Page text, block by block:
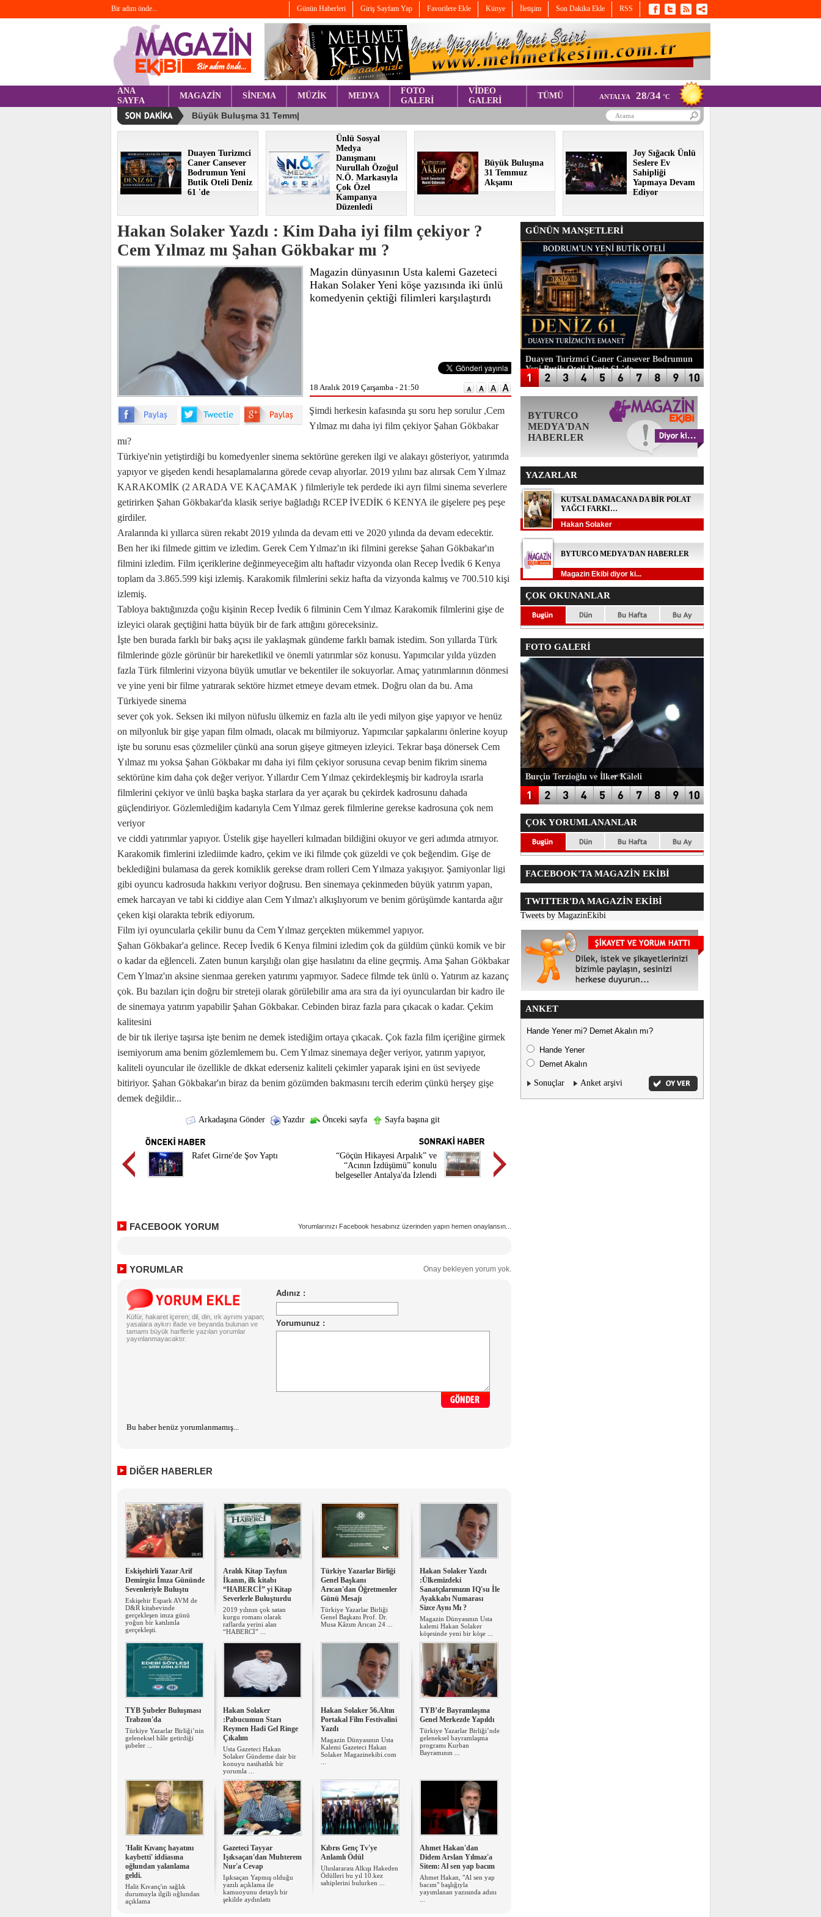
Bir adım önde... Günün Haberleri Giriş Sayfam Yap Favorilere Ekle Künye İletişim Son Dakika Ekle RSS
ANA
SAYFA
MAGAZİN SİNEMA MÜZİK MEDYA
FOTO
GALERİ
VİDEO
GALERİ
TÜMÜ ANTALYA 28/34 °C
Duayen Turizmci
Caner Cansever
Bodrumun Yeni
Butik Oteli Deniz
61 'de
Ünlü Sosyal
Medya
Danışmanı
Nurullah Özoğul
N.Ö. Markasıyla
Çok Özel
Kampanya
Düzenledi
Büyük Buluşma
31 Temmuz
Akşamı
Joy Sığacık Ünlü
Seslere Ev
Sahipliği
Yapmaya Devam
Ediyor
Hakan Solaker Yazdı : Kim Daha iyi film çekiyor ?
Cem Yılmaz mı Şahan Gökbakar mı ?
Magazin dünyasının Usta kalemi Gazeteci
Hakan Solaker Yeni köşe yazısında iki ünlü
komedyenin çektiği filimleri karşılaştırdı
18 Aralık 2019 Çarşamba - 21:50
Şimdi herkesin kafasında şu soru hep sorulur ,Cem
Yılmaz mı daha iyi film çekiyor Şahan Gökbakar
mı?
Türkiye'nin yetiştirdiği bu komedyenler sinema sektörüne gereken ilgi ve alakayı gösteriyor, yatırımda
yapıyor ve gişeden kendi hesaplamalarına görede cevap alıyorlar. 2019 yılını baz alırsak Cem Yılmaz
KARAKOMİK (2 ARADA VE KAÇAMAK ) filmleriyle tek perdede iki ayrı filmi sinema severlere
getirirken Şahan Gökbakar'da klasik seriye bağladığı RCEP İVEDİK 6 KENYA ile gişelere peş peşe
girdiler.
Aralarında ki yıllarca süren rekabt 2019 yılında da devam etti ve 2020 yılında da devam edecektir.
Ben her iki filmede gittim ve izledim. Gerek Cem Yılmaz'ın iki filmini gerekse Şahan Gökbakar'ın
filmini izledim. Film içeriklerine değinmeyeceğim altı haftadır vizyonda olan Recep İvedik 6 Kenya
toplam da 3.865.599 kişi izlemiş. Karakomik filmlerini sekiz hafta da vizyonda kalmış ve 700.510 kişi
izlemiş.
Tabloya baktığınızda çoğu kişinin Recep İvedik 6 filminin Cem Yılmaz Karakomik filmlerini gişe de
izleyici olarak geçtiğini hatta büyük bir de fark attığını göreceksiniz.
İşte ben burada farklı bir bakş açısı ile yaklaşmak gündeme farklı bamak istedim. Son yıllarda Türk
filmlerinde gözle görünür bir hareketlikil ve önemli yatırımlar söz konusu. Yapımcılar yılda yüzden
fazla Türk filmlerini vizyona büyük umutlar ve bekentiler ile sokuyorlar. Amaç yatırımlarının dönmesi
ve yine yeni bir filme yatırarak sektöre hizmet etmeye devam etmek. Doğru olan da bu. Ama
Türkiyede sinema
sever çok yok. Seksen iki milyon nüfuslu ülkemiz en fazla altı ile yedi milyon gişe yapıyor ve henüz
on milyonluk bir gişe yapan film olmadı, olacak mı bilmiyoruz. Yapımcılar şapkalarını önlerine koyup
işte bu sorunu esas çözmeliler çünkü ana sorun gişeye gitmeyen izleyici. Tekrar başa dönersek Cem
Yılmaz mı yoksa Şahan Gökbakar mı daha iyi film çekiyor sorusuna cevap benim fikrim sinema
sektörüne kim daha çok değer veriyor. Yıllardır Cem Yılmaz çekirdekleşmiş bir kadroyla ısrarla
filmlerini çekiyor ve ünlü başka başka starlara da yer açarak bu çekirdek kadrosunu dahada
güçlendiriyor. Gözlemlediğim kadarıyla Cem Yılmaz gerek filmlerine gerekse kadrosuna çok nem
veriyor
ve ciddi yatırımlar yapıyor. Üstelik gişe hayelleri kılmadan bildiğini okuyor ve geri adımda atmıyor.
Karakomik fimlerini izlediimde kadro, çekim ve iki filmde çok güzeldi ve çok beğendim. Gişe de
beklediğini bulamasa da gerek komiklik gerekse dram rolleri Cem Yılmaza yakışıyor. Şamiyonlar ligi
gibi oyuncu kadrosuda hakkını veriyor doğrusu. Ben sinemaya çekinmeden büyük yatırım yapan,
emek harcayan ve tabi ki ciddiye alan Cem Yılmaz'ı alkışlıyorum ve benim görüşümde kantarda ağır
çeken kişi olarakta tebrik ediyorum.
Film iyi oyuncularla çekilir bunu da Cem Yılmaz gerçekten mükemmel yapıyor.
Şahan Gökbakar'a gelince. Recep İvedik 6 Kenya filmini izledim çok da güldüm çünkü komik ve bir
o kadar da eğlenceli. Zaten bunun karşılığı olan gişe hasılatını da eline geçrmiş. Ama Şahan Gökbakar
Cem Ylmaz'ın aksine sienmaa gereken yatırımı yapmıyor. Sadece filmde tek ünlü o. Yatırım az kazanç
çok. Bu bazıları için doğru bir streteji olarak görülebilir ama ara sıra da iyi oyunculardan bir kadro ile
de sinemaya yatırım yapabilir Şahan Gökbakar. Cebinden biraz fazla para çıkacak o kadar. Çekim
kalitesini
de bir tık ileriye taşırsa işte benim ne demek istediğim ortaya çıkacak. Çok fazla film içeriğine girmek
isemiyorum ama benim gözlemlemem bu. Cem Yılmaz sinemaya değer veriyor, yatırım yapıyor,
kaliteli oyuncular ile özellikle de dkkat ederseniz kaliteli çekimler yaparak işini en üst seviyede
bitiriyor. Şahan Gökbakar'ın biraz da benim gözümden bakmasını tercih ederim çünkü herşey gişe
demek değildir...
Arkadaşına Gönder Yazdır Önceki sayfa Sayfa başına git
Rafet Girne'de Şov Yaptı
“Göçün Hikayesi Arpalık” ve
“Acının İzdüşümü” konulu
belgeseller Antalya'da İzlendi
FACEBOOK YORUM Yorumlarınızı Facebook hesabınız üzerinden yapın hemen onaylansın...
YORUMLAR Onay bekleyen yorum yok.
Küfür, hakaret içeren; dil, din, ırk ayrımı yapan;
yasalara aykırı ifade ve beyanda bulunan ve
tamamı büyük harflerle yazılan yorumlar
yayınlanmayacaktır.
Bu haber henüz yorumlanmamış...
DİĞER HABERLER
Eskişehirli Yazar Arif
Demirgöz İmza Gününde
Sevenleriyle Buluştu
Eskişehir Espark AVM de
D&R kitabevinde
gerçekleşen imza günü
yoğun bir katılımla
gerçekleşti.
Aralık Kitap Tayfun
İkanın, ilk kitabı
“HABERCİ” yi Kitap
Severlerle Buluşturdu
2019 yılının çok satan
kurgu romanı olarak
raflarda yerini alan
“HABERCİ” ...
Türkiye Yazarlar Birliği
Genel Başkanı
Arıcan'dan Öğretmenler
Günü Mesajı
Türkiye Yazarlar Birliği
Genel Başkanı Prof. Dr.
Musa Kâzım Arıcan 24 ...
Hakan Solaker Yazdı
:Ülkemizdeki
Sanatçılarımızın IQ'su İle
Ayakkabı Numarası
Sizce Aynı Mı ?
Magazin Dünyasının Usta
kalemi Hakan Solaker
köşesinde yeni bir köşe ...
TYB Şubeler Buluşması
Trabzon'da
​Türkiye Yazarlar Birliği’nin
geleneksel hâle getirdiği
şubeler ...
Hakan Solaker
:Pabucumun Starı
Reymen Hadi Gel Ringe
Çıkalım
Usta Gazeteci Hakan
Solaker Gündeme dair bir
konuyu nasihatlık bir
yorumla ...
Hakan Solaker 56.Altın
Portakal Film Festivalini
Yazdı
Magazin Dünyasının Usta
Kalemi Gazeteci Hakan
Solaker Magazinekibi.com
TYB’de Bayramlaşma
Genel Merkezde Yapıldı
Türkiye Yazarlar Birliği’nde
geleneksel bayramlaşma
programı Kurban
Bayramının ...
'Halit Kıvanç hayatını
kaybetti' iddiasına
oğlundan yalanlama
geldi.
Halit Kıvanç'ın sağlık
durumuyla ilgili oğlundan
açıklama
Gazeteci Tayyar
Işıksaçan'dan Muhterem
Nur'a Cevap
Işıksaçan Yapmış olduğu
yazılı açıklama ile
kamuoyunu detaylı bir
şekilde aydınlattı
Kıbrıs Genç Tv'ye
Anlamlı Ödül
Uluslararası Alkışı Hakeden
Ödülleri bu yıl 10.kez
sahiplerini bulurken ...
Ahmet Hakan'dan
Didem Arslan Yılmaz'a
Sitem: Al sen yap bacım
Ahmet Hakan, "Al sen yap
bacım" başlığıyla
yayımlanan yazısında adını
GÜNÜN MANŞETLERİ
Duayen Turizmci Caner Cansever Bodrumun
Yeni Butik Oteli Deniz 61 'de
BYTURCO
MEDYA'DAN
HABERLER
YAZARLAR
KUTSAL DAMACANA DA BİR POLAT
YAĞCI FARKI…
Hakan Solaker
BYTURCO MEDYA'DAN HABERLER
Magazin Ekibi diyor ki...
ÇOK OKUNANLAR
FOTO GALERİ
Burçin Terzioğlu ve İlker Kaleli
ÇOK YORUMLANANLAR
FACEBOOK'TA MAGAZİN EKİBİ
TWITTER'DA MAGAZİN EKİBİ
Tweets by MagazinEkibi
ANKET
Hande Yener mi? Demet Akalın mı?
Hande Yener
Demet Akalın
Sonuçlar Anket arşivi